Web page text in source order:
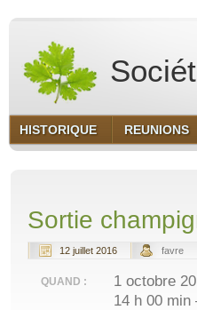
HISTORIQUE REUNIONS
Sortie
12 juillet 2016 favre
QUAND :
1 octobre
14 h 00 min